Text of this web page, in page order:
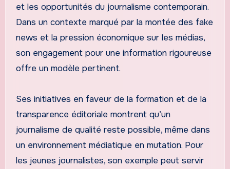
et les opportunités du journalisme contemporain.
Dans un contexte marqué par la montée des fake
news et la pression économique sur les médias,
son engagement pour une information rigoureuse
offre un modèle pertinent.
Ses initiatives en faveur de la formation et de la
transparence éditoriale montrent qu’un
journalisme de qualité reste possible, même dans
un environnement médiatique en mutation. Pour
les jeunes journalistes, son exemple peut servir